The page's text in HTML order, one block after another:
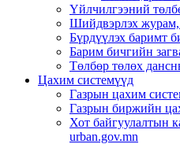
Үйлчилгээний
Шийдвэрлэх журам,
Бүрдүүлэх баримт
Барим бичгийн
Төлбөр төлөх
Цахим системүүд
Газрын цахим
Газрын биржийн
Хот байгуулалтын
urban.gov.mn